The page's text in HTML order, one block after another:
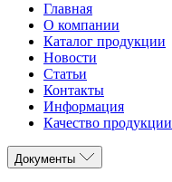
Главная
О компании
Каталог продукции
Новости
Статьи
Контакты
Информация
Качество продукции
Документы